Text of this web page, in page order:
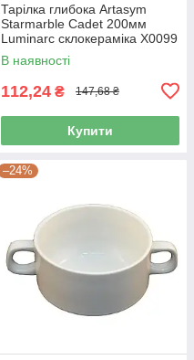
Тарілка глибока Artasym
Starmarble Cadet 200мм
Luminarc склокераміка X0099
В наявності
112,24 ₴ 147,68 ₴
Купити
–24%